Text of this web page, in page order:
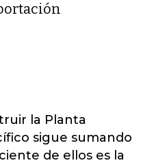
la Planta
sigue sumando
de ellos es la